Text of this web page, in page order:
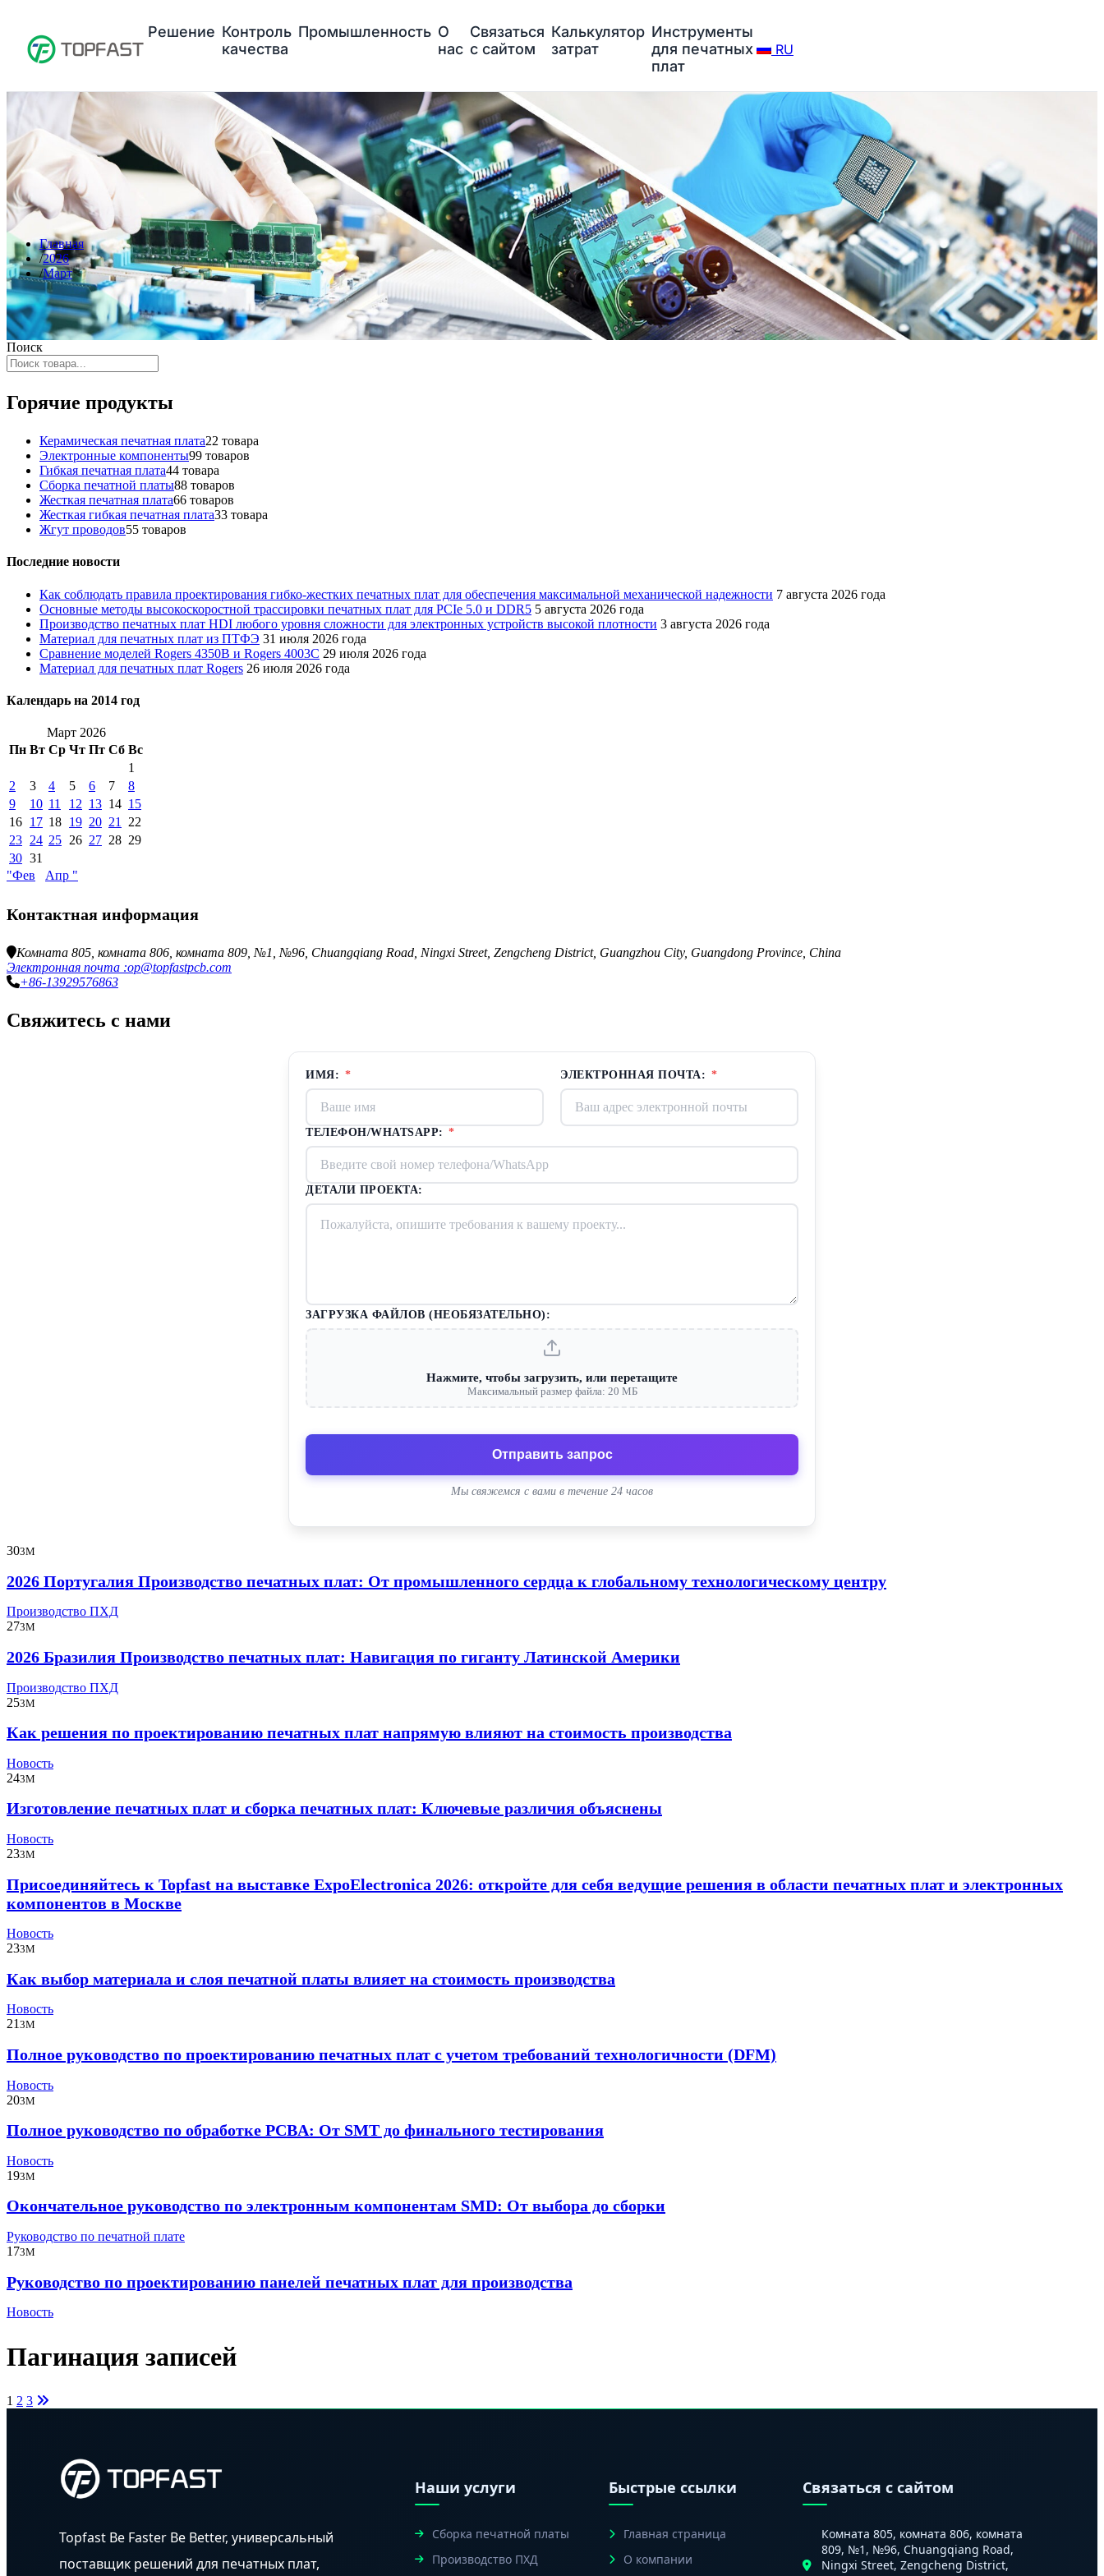
Решение Контроль
качества
Промышленность О
нас
Связаться
с сайтом
Калькулятор
затрат
Инструменты
для печатных
плат
RU
Главная
2026
Март
Поиск
Горячие продукты
Керамическая печатная плата22 товара
Электронные компоненты99 товаров
Гибкая печатная плата44 товара
Сборка печатной платы88 товаров
Жесткая печатная плата66 товаров
Жесткая гибкая печатная плата33 товара
Жгут проводов55 товаров
Последние новости
Как соблюдать правила проектирования гибко-жестких печатных плат для обеспечения максимальной механической надежности 7 августа 2026 года
Основные методы высокоскоростной трассировки печатных плат для PCIe 5.0 и DDR5 5 августа 2026 года
Производство печатных плат HDI любого уровня сложности для электронных устройств высокой плотности 3 августа 2026 года
Материал для печатных плат из ПТФЭ 31 июля 2026 года
Сравнение моделей Rogers 4350B и Rogers 4003C 29 июля 2026 года
Материал для печатных плат Rogers 26 июля 2026 года
Календарь на 2014 год
Март 2026
Пн Вт Ср Чт Пт Сб Вс
1
2
3 4 5 6 7
8
9
10 11 12 13 14 15
16 17 18 19 20 21
22
23 24 25 26 27 28 29
30 31
"Фев
Апр "
Контактная информация
Комната 805, комната 806, комната 809, №1, №96, Chuangqiang Road, Ningxi Street, Zengcheng District, Guangzhou City, Guangdong Province, China
Электронная почта :op@topfastpcb.com
+86-13929576863
Свяжитесь с нами
ИМЯ: * ЭЛЕКТРОННАЯ ПОЧТА: *
ТЕЛЕФОН/WHATSAPP: *
ДЕТАЛИ ПРОЕКТА:
ЗАГРУЗКА ФАЙЛОВ (НЕОБЯЗАТЕЛЬНО):
Нажмите, чтобы загрузить, или перетащите
Максимальный размер файла: 20 МБ
Отправить запрос
Мы свяжемся с вами в течение 24 часов
303M
2026 Португалия Производство печатных плат: От промышленного сердца к глобальному технологическому центру
Производство ПХД
273M
2026 Бразилия Производство печатных плат: Навигация по гиганту Латинской Америки
Производство ПХД
253M
Как решения по проектированию печатных плат напрямую влияют на стоимость производства
Новость
243M
Изготовление печатных плат и сборка печатных плат: Ключевые различия объяснены
Новость
233M
Присоединяйтесь к Topfast на выставке ExpoElectronica 2026: откройте для себя ведущие решения в области печатных плат и электронных
компонентов в Москве
Новость
233M
Как выбор материала и слоя печатной платы влияет на стоимость производства
Новость
21 3M
Полное руководство по проектированию печатных плат с учетом требований технологичности (DFM)
Новость
203M
Полное руководство по обработке PCBA: От SMT до финального тестирования
Новость
193M
Окончательное руководство по электронным компонентам SMD: От выбора до сборки
Руководство по печатной плате
173M
Руководство по проектированию панелей печатных плат для производства
Новость
Пагинация записей
1 2 3
Topfast Be Faster Be Better, универсальный
поставщик решений для печатных плат,
Наши услуги
Сборка печатной платы
Производство ПХД
Быстрые ссылки
Главная страница
О компании
Связаться с сайтом
Комната 805, комната 806, комната
809, №1, №96, Chuangqiang Road,
Ningxi Street, Zengcheng District,